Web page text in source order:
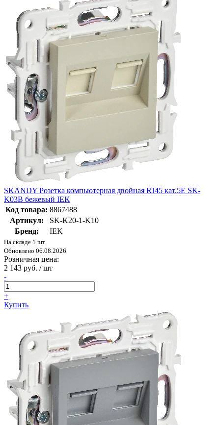
SKANDY Розетка компьютерная двойная RJ45 кат.5E SK-
K03B бежевый IEK
Код товара: 8867488
Артикул:
SK-K20-1-K10
Бренд:
IEK
На складе 1 шт
Обновлено 06.08.2026
Розничная цена:
2 143 руб. / шт
-
+
Купить